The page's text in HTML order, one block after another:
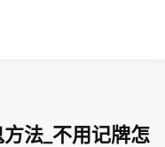
法_不用记牌怎